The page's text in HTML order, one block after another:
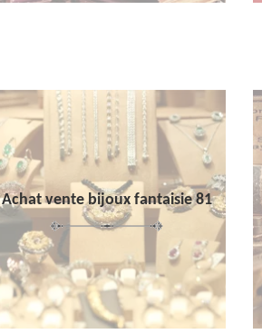
Achat vente bijoux fantaisie 81